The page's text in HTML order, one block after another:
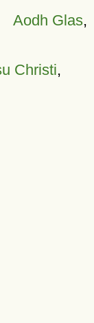
Aodh Glas,
Christi,